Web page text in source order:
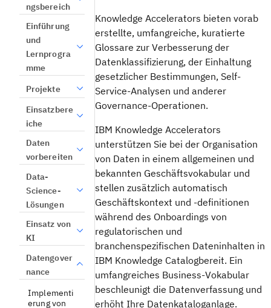
ngsbereich
Einführung
und
Lernprogra
mme
Projekte
Einsatzbere
iche
Daten
vorbereiten
Data-
Science-
Lösungen
Einsatz von
KI
Datengover
nance
Implementi
erung von
Knowledge Accelerators bieten vorab
erstellte, umfangreiche, kuratierte
Glossare zur Verbesserung der
Datenklassifizierung, der Einhaltung
gesetzlicher Bestimmungen, Self-
Service-Analysen und anderer
Governance-Operationen.
IBM Knowledge Accelerators
unterstützen Sie bei der Organisation
von Daten in einem allgemeinen und
bekannten Geschäftsvokabular und
stellen zusätzlich automatisch
Geschäftskontext und -definitionen
während des Onboardings von
regulatorischen und
branchenspezifischen Dateninhalten in
IBM Knowledge Catalogbereit. Ein
umfangreiches Business-Vokabular
beschleunigt die Datenverfassung und
erhöht Ihre Datenkataloganlage.